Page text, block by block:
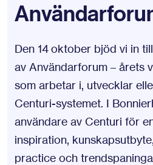
Den 14 oktober bjöd vi in
av Användarforum – årets
som arbetar i, utvecklar
Centuri-systemet. I
användare av Centuri för
inspiration, kunskapsutbyte,
practice och trend